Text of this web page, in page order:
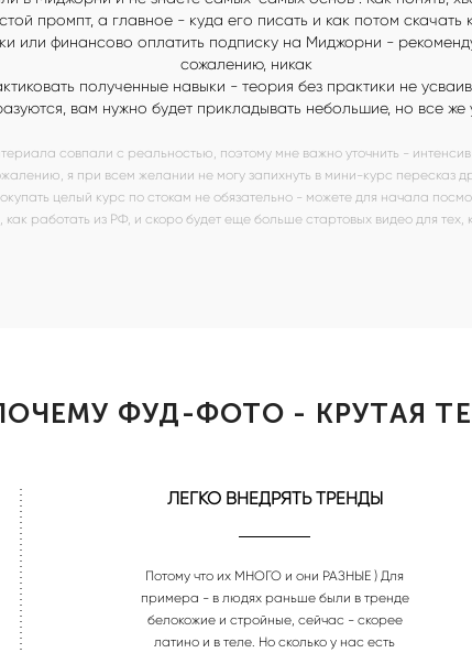
промпт, а главное - куда его писать и как потом скачать
или финансово оплатить подписку на Миджорни -
сожалению, никак
полученные навыки - теория без практики не
вам нужно будет прикладывать небольшие, но все же
совпали с реальностью, поэтому мне важно уточнить -
я при всем желании не могу запихнуть в мини-курс пересказ
целый курс по стокам не обязательно - можете для начала
работать из РФ, и скоро будет еще больше стартовых видео для тех,
ФУД-ФОТО - КРУТАЯ
ЛЕГКО ВНЕДРЯТЬ ТРЕНДЫ
Потому что их МНОГО и они РАЗНЫЕ ) Для
примера - в людях раньше были в тренде
белокожие и стройные, сейчас - скорее
латино и в теле. Но сколько у нас есть